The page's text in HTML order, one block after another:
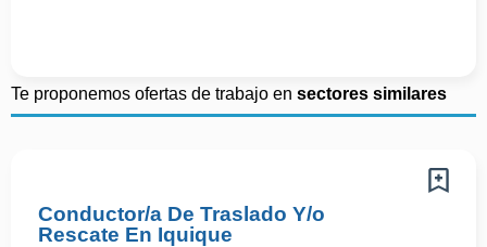
Te proponemos ofertas de trabajo en sectores similares
Conductor/a De Traslado Y/o
Rescate En Iquique